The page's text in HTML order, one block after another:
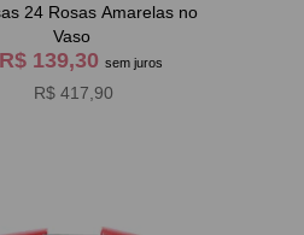
Amarelas no
Vaso
R$ 139,30 sem juros
R$ 417,90